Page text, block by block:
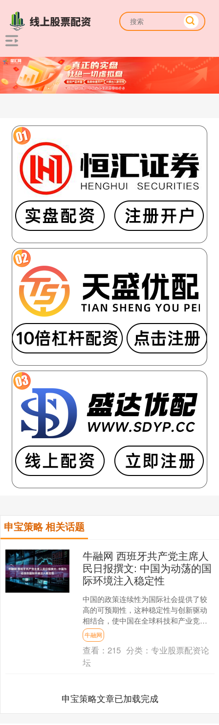
申宝策略 相关话题
牛融网 西班牙共产党主席人
民日报撰文: 中国为动荡的国
际环境注入稳定性
中国的政策连续性为国际社会提供了较
高的可预期性，这种稳定性与创新驱动
相结合，使中国在全球科技和产业竞争
中形成独特优势，也为促进全球共同发
展提供了新动力 中国的“....
牛融网
查看：215 分类：专业股票配资论
坛
申宝策略文章已加载完成